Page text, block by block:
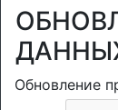
Обновление